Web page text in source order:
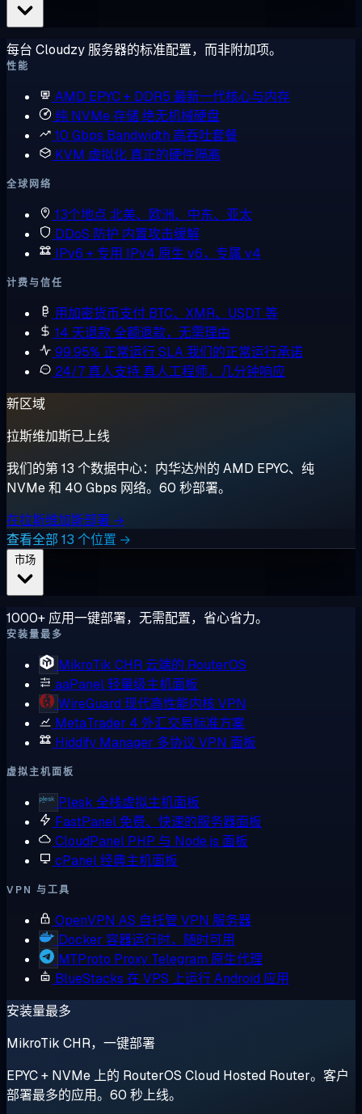
每台 Cloudzy 服务器的标准配置，而非附加项。
性能
AMD EPYC + DDR5 最新一代核心与内存
纯 NVMe 存储绝无机械硬盘
10 Gbps Bandwidth 高吞吐套餐
KVM 虚拟化 真正的硬件隔离
全球网络
13个地点 北美、欧洲、中东、亚太
DDoS 防护 内置攻击缓解
IPv6 + 专用 IPv4 原生 v6，专属 v4
计费与信任
用加密货币支付 BTC、XMR、USDT 等
14 天退款全额退款，无需理由
99.95% 正常运行 SLA我们的正常运行承诺
24/7 真人支持 真人工程师，几分钟响应
新区域
拉斯维加斯已上线
我们的第 13 个数据中心：内华达州的 AMD EPYC、纯
NVMe 和 40 Gbps 网络。60 秒部署。
在拉斯维加斯部署 →
查看全部 13 个位置 →
1000+ 应用一键部署，无需配置，省心省力。
安装量最多
MikroTik CHR 云端的 RouterOS
aaPanel轻量级主机面板
WireGuard 现代高性能内核 VPN
MetaTrader 4 外汇交易标准方案
Hiddify Manager 多协议 VPN 面板
虚拟主机面板
Plesk 全栈虚拟主机面板
FastPanel 免费、快速的服务器面板
CloudPanel PHP 与 Node.js 面板
cPanel经典主机面板
VPN 与工具
OpenVPN AS 自托管 VPN 服务器
Docker 容器运行时，随时可用
MTProto Proxy Telegram 原生代理
BlueStacks 在 VPS 上运行 Android 应用
安装量最多
MikroTik CHR，一键部署
EPYC + NVMe 上的 RouterOS Cloud Hosted Router。客户
部署最多的应用。60 秒上线。